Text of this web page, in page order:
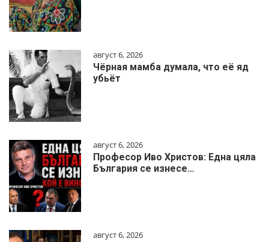
август 6, 2026
Чёрная мамба думала, что её яд
убьёт
август 6, 2026
Професор Иво Христов: Една цяла
България се изнесе…
август 6, 2026